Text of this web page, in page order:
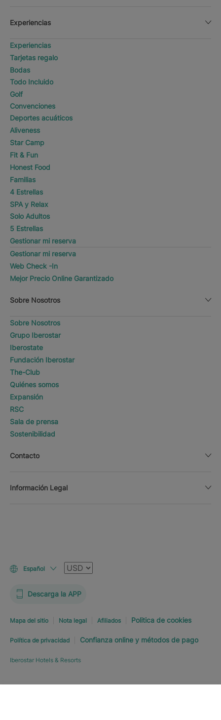
Experiencias
Experiencias
Tarjetas regalo
Bodas
Todo Incluido
Golf
Convenciones
Deportes acuáticos
Aliveness
Star Camp
Fit & Fun
Honest Food
Familias
4 Estrellas
SPA y Relax
Solo Adultos
5 Estrellas
Gestionar mi reserva
Gestionar mi reserva
Web Check -In
Mejor Precio Online Garantizado
Sobre Nosotros
Sobre Nosotros
Grupo Iberostar
Iberostate
Fundación Iberostar
The-Club
Quiénes somos
Expansión
RSC
Sala de prensa
Sostenibilidad
Contacto
Información Legal
Español Moneda
Descarga la APP
Mapa del sitio Nota legal Afiliados Politica de cookies
Política de privacidad Confianza online y métodos de pago
Iberostar Hotels & Resorts